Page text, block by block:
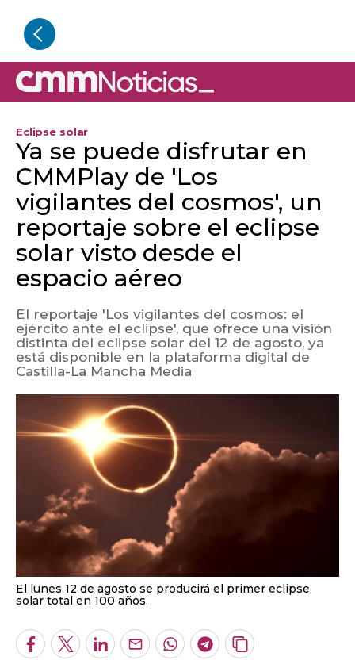
Eclipse solar
Ya se puede disfrutar en
CMMPlay de 'Los
vigilantes del cosmos', un
reportaje sobre el eclipse
solar visto desde el
espacio aéreo
El reportaje 'Los vigilantes del cosmos: el
ejército ante el eclipse', que ofrece una visión
distinta del eclipse solar del 12 de agosto, ya
está disponible en la plataforma digital de
Castilla-La Mancha Media
El lunes 12 de agosto se producirá el primer eclipse
solar total en 100 años.
Facebook
TwitterLinkedInEnviarWhatsapp
Telegram
Copiar